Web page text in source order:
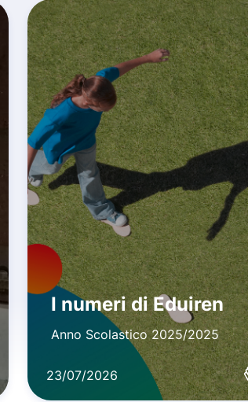
I numeri di Eduiren
Anno Scolastico 2025/2025
23/07/2026